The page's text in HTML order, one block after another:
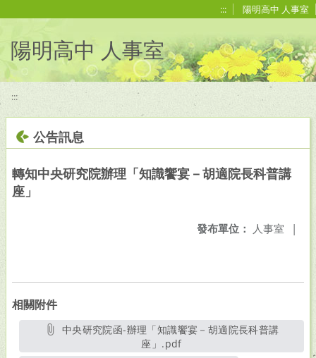
::: 陽明高中 人事室
陽明高中 人事室
:::
公告訊息
轉知中央研究院辦理「知識饗宴－胡適院長科普講
座」
發布單位： 人事室 |
相關附件
座」.pdf另開新視窗